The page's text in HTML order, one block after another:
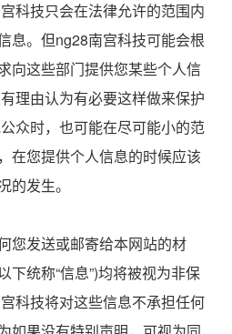
科技只会在法律允许的范围内
息。但ng28南宫科技可能会根
向这些部门提供您某些个人信
理由认为有必要这样做来保护
众时，也可能在尽可能小的范
在您提供个人信息的时候应该
的发生。
您发送或邮寄给本网站的材
下统称“信息”)均将被视为非保
科技将对这些信息不承担任何